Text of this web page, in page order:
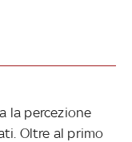
la percezione
Oltre al primo